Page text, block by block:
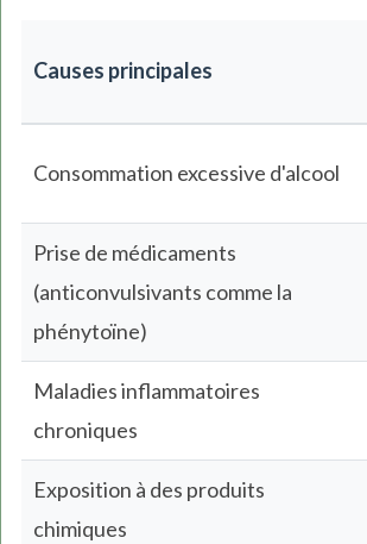
Causes principales
Consommation excessive d'alcool
Prise de médicaments
(anticonvulsivants comme la
phénytoïne)
Maladies inflammatoires
chroniques
Exposition à des produits
chimiques